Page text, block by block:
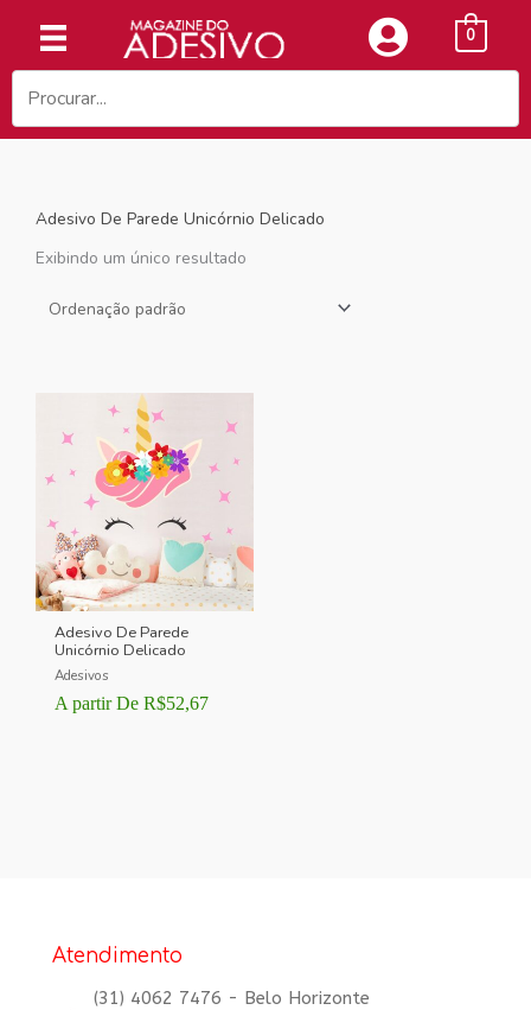
conteúdo
0
Adesivo De Parede Unicórnio Delicado
Exibindo um único resultado
Adesivo De Parede
Unicórnio Delicado
Adesivos
A partir De R$52,67
Atendimento
(31) 4062 7476 - Belo Horizonte